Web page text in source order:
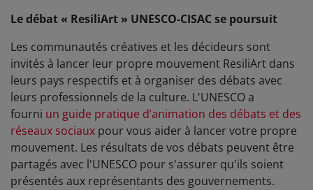
Le débat « ResiliArt » UNESCO-CISAC se poursuit
Les communautés créatives et les décideurs sont
invités à lancer leur propre mouvement ResiliArt dans
leurs pays respectifs et à organiser des débats avec
leurs professionnels de la culture. L'UNESCO a
fourni un guide pratique d’animation des débats et des
réseaux sociaux pour vous aider à lancer votre propre
mouvement. Les résultats de vos débats peuvent être
partagés avec l'UNESCO pour s'assurer qu'ils soient
présentés aux représentants des gouvernements.